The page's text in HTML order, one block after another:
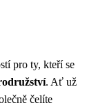
pro ty, kteří se
. Ať už
čelíte